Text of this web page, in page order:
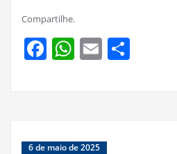
Compartilhe.
Facebook
WhatsApp
Email
6 de maio de 2025